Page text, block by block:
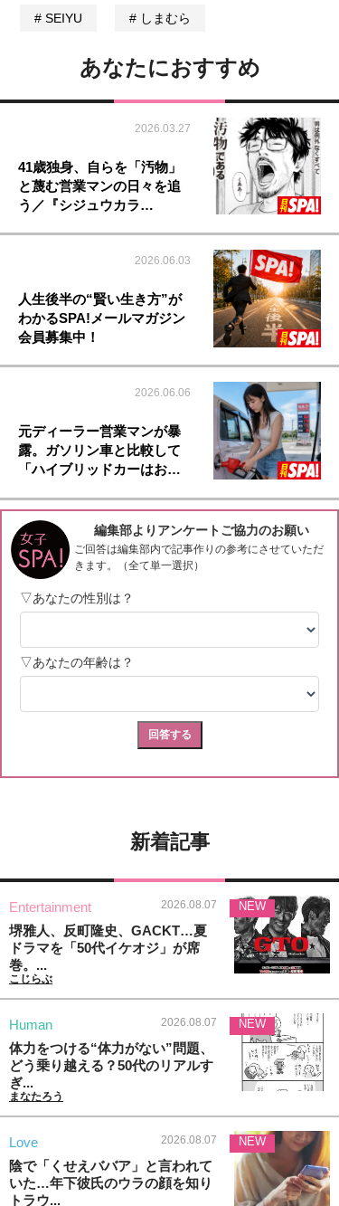
SEIYU しまむら
あなたにおすすめ
2026.03.27
41歳独身、自らを「汚物」
と蔑む営業マンの日々を追
う／『シジュウカラ…
2026.06.03
人生後半の“賢い生き方”が
わかるSPA!メールマガジン
会員募集中！
2026.06.06
元ディーラー営業マンが暴
露。ガソリン車と比較して
「ハイブリッドカーはお…
新着記事
Entertainment 2026.08.07
堺雅人、反町隆史、GACKT…夏
ドラマを「50代イケオジ」が席
巻。...
こじらぶ
NEW
Human 2026.08.07
体力をつける“体力がない”問題、
どう乗り越える？50代のリアルす
ぎ...
まなたろう
NEW
Love 2026.08.07
陰で「くせえババア」と言われて
いた…年下彼氏のウラの顔を知り
トラウ...
NEW